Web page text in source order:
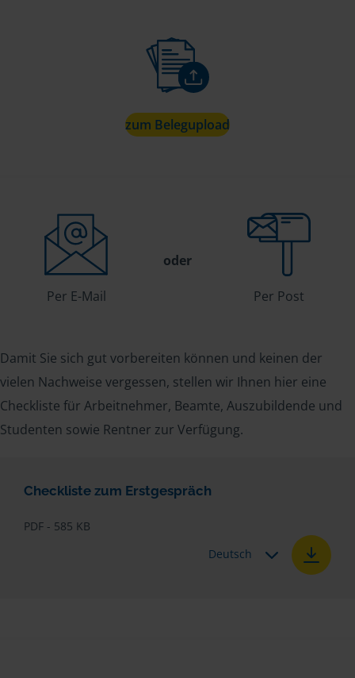
zum Belegupload
Per E-Mail
oder
Per Post
Damit Sie sich gut vorbereiten können und keinen der
vielen Nachweise vergessen, stellen wir Ihnen hier eine
Checkliste für Arbeitnehmer, Beamte, Auszubildende und
Studenten sowie Rentner zur Verfügung.
Checkliste zum Erstgespräch
PDF - 585 KB
Deutsch